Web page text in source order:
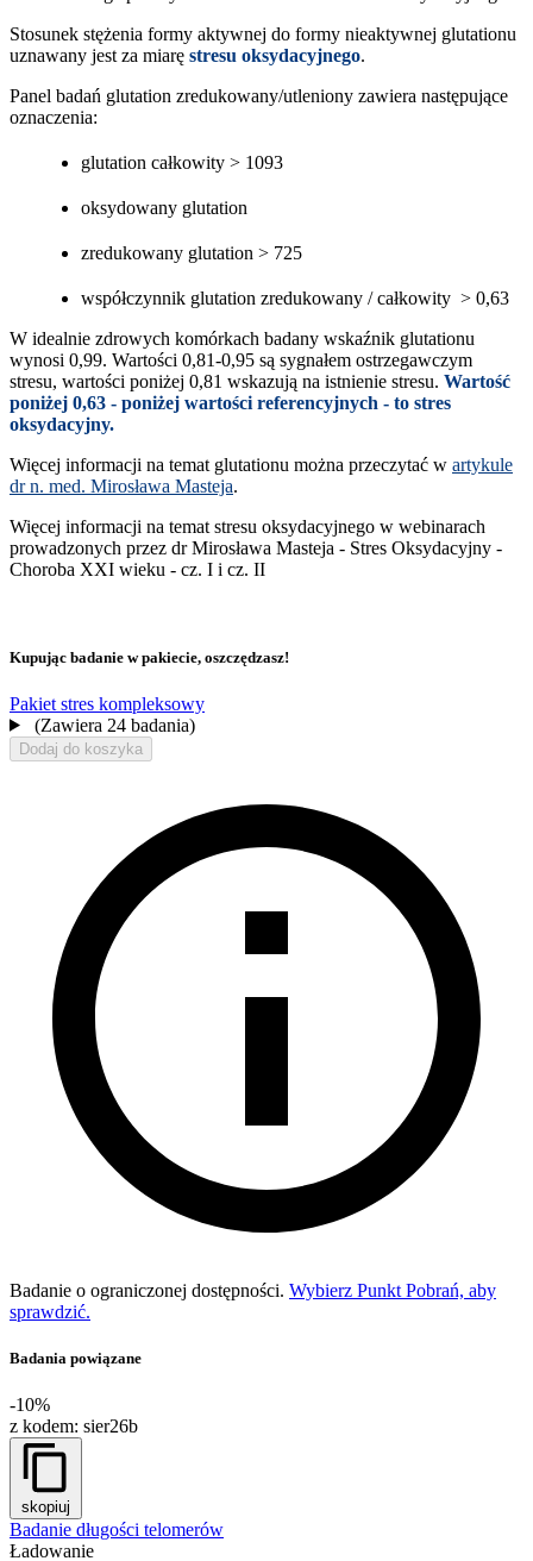
Stosunek stężenia formy aktywnej do formy nieaktywnej glutationu
uznawany jest za miarę stresu oksydacyjnego.
Panel badań glutation zredukowany/utleniony zawiera następujące
oznaczenia:
glutation całkowity > 1093
oksydowany glutation
zredukowany glutation > 725
współczynnik glutation zredukowany / całkowity > 0,63
W idealnie zdrowych komórkach badany wskaźnik glutationu
wynosi 0,99. Wartości 0,81-0,95 są sygnałem ostrzegawczym
stresu, wartości poniżej 0,81 wskazują na istnienie stresu. Wartość
poniżej 0,63 - poniżej wartości referencyjnych - to stres
oksydacyjny.
Więcej informacji na temat glutationu można przeczytać w artykule
dr n. med. Mirosława Masteja.
Więcej informacji na temat stresu oksydacyjnego w webinarach
prowadzonych przez dr Mirosława Masteja - Stres Oksydacyjny -
Choroba XXI wieku - cz. I i cz. II
Kupując badanie w pakiecie, oszczędzasz!
Pakiet stres kompleksowy
(Zawiera 24 badania)
Dodaj do koszyka
Badanie o ograniczonej dostępności. Wybierz Punkt Pobrań, aby
sprawdzić.
Badania powiązane
-10%
z kodem: sier26b
skopiuj
Badanie długości telomerów
Ładowanie